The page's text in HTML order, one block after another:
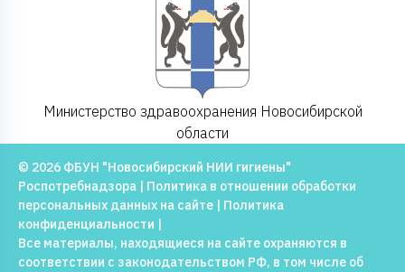
Министерство здравоохранения Новосибирской
области
© 2026 ФБУН "Новосибирский НИИ гигиены"
Роспотребнадзора | Политика в отношении обработки
персональных данных на сайте | Политика
конфиденциальности |
Все материалы, находящиеся на сайте охраняются в
соответствии с законодательством РФ, в том числе об